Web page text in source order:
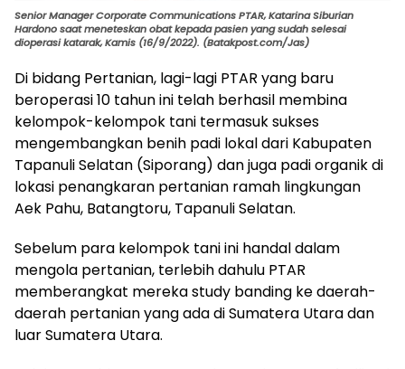
Senior Manager Corporate Communications PTAR, Katarina Siburian
Hardono saat meneteskan obat kepada pasien yang sudah selesai
dioperasi katarak, Kamis (16/9/2022). (Batakpost.com/Jas)
Di bidang Pertanian, lagi-lagi PTAR yang baru
beroperasi 10 tahun ini telah berhasil membina
kelompok-kelompok tani termasuk sukses
mengembangkan benih padi lokal dari Kabupaten
Tapanuli Selatan (Siporang) dan juga padi organik di
lokasi penangkaran pertanian ramah lingkungan
Aek Pahu, Batangtoru, Tapanuli Selatan.
Sebelum para kelompok tani ini handal dalam
mengola pertanian, terlebih dahulu PTAR
memberangkat mereka study banding ke daerah-
daerah pertanian yang ada di Sumatera Utara dan
luar Sumatera Utara.